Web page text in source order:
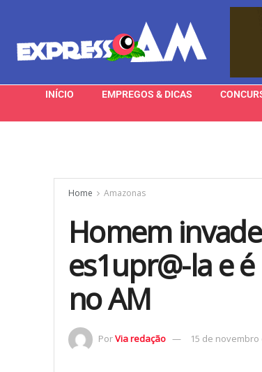
INÍCIO EMPREGOS & DICAS
Home Amazonas
Homem
es1upr@-la e
no AM
PorVia redação 15 de novembro